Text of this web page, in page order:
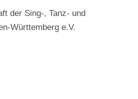
der Sing-, Tanz- und
Württemberg e.V.